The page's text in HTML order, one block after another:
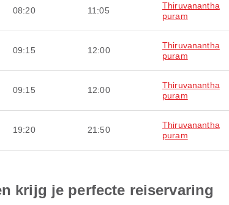
08:20 11:05
Thiruvanantha
puram
09:15 12:00
Thiruvanantha
puram
09:15 12:00
Thiruvanantha
puram
19:20 21:50
Thiruvanantha
puram
krijg je perfecte reiservaring